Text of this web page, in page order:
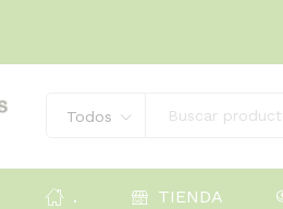
Todos
. TIENDA